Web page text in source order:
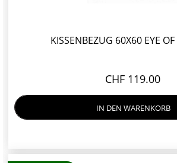
KISSENBEZUG 60X60 EYE
CHF 119.00
IN DEN WARENKORB